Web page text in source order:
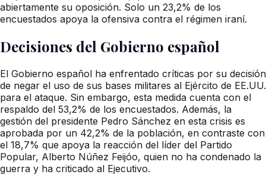
abiertamente su oposición. Solo un 23,2% de los
encuestados apoya la ofensiva contra el régimen iraní.
Decisiones del Gobierno español
El Gobierno español ha enfrentado críticas por su decisión
de negar el uso de sus bases militares al Ejército de EE.UU.
para el ataque. Sin embargo, esta medida cuenta con el
respaldo del 53,2% de los encuestados. Además, la
gestión del presidente Pedro Sánchez en esta crisis es
aprobada por un 42,2% de la población, en contraste con
el 18,7% que apoya la reacción del líder del Partido
Popular, Alberto Núñez Feijóo, quien no ha condenado la
guerra y ha criticado al Ejecutivo.